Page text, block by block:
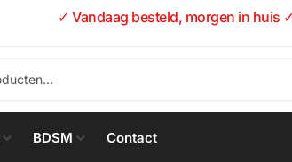
✓ Vandaag besteld, morgen in huis
BDSM Contact